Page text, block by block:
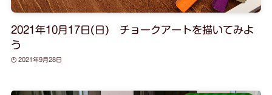
2021年10月17日(日) チョークアートを描いてみよ
う
2021年9月28日